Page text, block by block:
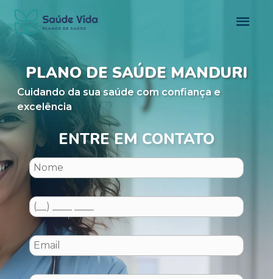
PLANO DE SAÚDE MANDURI
Cuidando da sua saúde com confiança e
excelência
ENTRE EM CONTATO